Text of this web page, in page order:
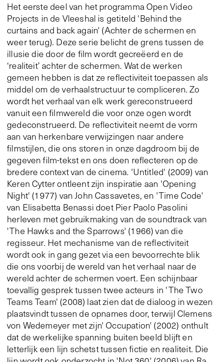
Het eerste deel van het programma Open Video
Projects in de Vleeshal is getiteld 'Behind the
curtains and back again' (Achter de schermen en
weer terug). Deze serie belicht de grens tussen de
illusie die door de film wordt gecreëerd en de
‘realiteit’ achter de schermen. Wat de werken
gemeen hebben is dat ze reflectiviteit toepassen als
middel om de verhaalstructuur te compliceren. Zo
wordt het verhaal van elk werk gereconstrueerd
vanuit een filmwereld die voor onze ogen wordt
gedeconstrueerd. De reflectiviteit neemt de vorm
aan van herkenbare verwijzingen naar andere
filmstijlen, die ons storen in onze dagdroom bij de
gegeven film-tekst en ons doen reflecteren op de
bredere context van de cinema. 'Untitled' (2009) van
Keren Cytter ontleent zijn inspiratie aan 'Opening
Night' (1977) van John Cassavetes, en 'Time Code'
van Elisabetta Benassi doet Pier Paolo Pasolini
herleven met gebruikmaking van de soundtrack van
'The Hawks and the Sparrows' (1966) van die
regisseur. Het mechanisme van de reflectiviteit
wordt ook in gang gezet via een bevoorrechte blik
die ons voorbij de wereld van het verhaal naar de
wereld achter de schermen voert. Een schijnbaar
toevallig gesprek tussen twee acteurs in 'The Two
Teams Team' (2008) laat zien dat de dialoog in wezen
plaatsvindt tussen de opnames door, terwijl Clemens
von Wedemeyer met zijn' Occupation' (2002) onthult
dat de werkelijke spanning buiten beeld blijft en
letterlijk een lijn schetst tussen fictie en realiteit. Die